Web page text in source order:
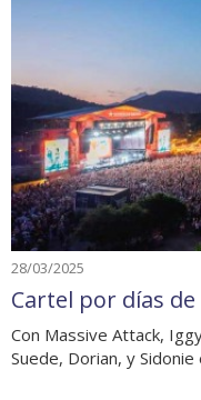
28/03/2025
Cartel por días
Con Massive Attack,
Suede, Dorian, y